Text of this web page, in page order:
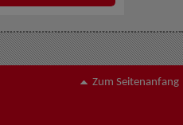
Zum Seitenanfang